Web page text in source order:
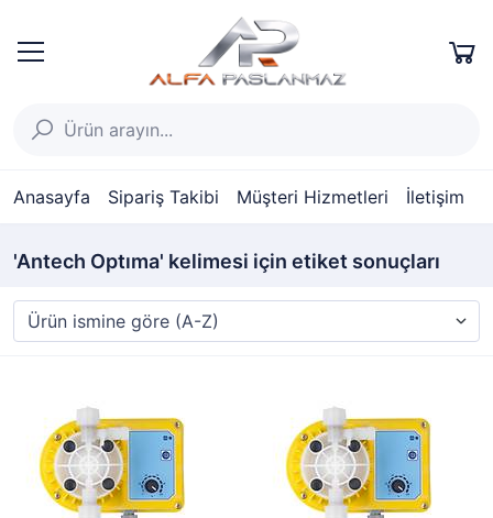
Anasayfa Sipariş Takibi Müşteri Hizmetleri İletişim
'Antech Optıma' kelimesi için etiket sonuçları